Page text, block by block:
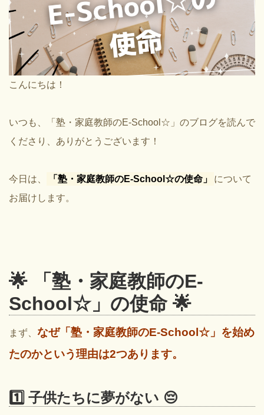
こんにちは！
いつも、「塾・家庭教師のE-School☆」のブログを読んで
くださり、ありがとうございます！
今日は、 「塾・家庭教師のE-School☆の使命」
について
お届けします。
🌟 「塾・家庭教師のE-
School☆」の使命 🌟
まず、 なぜ「塾・家庭教師のE-School☆」を始め
たのかという理由は2つあります。
1️⃣ 子供たちに夢がない 😔